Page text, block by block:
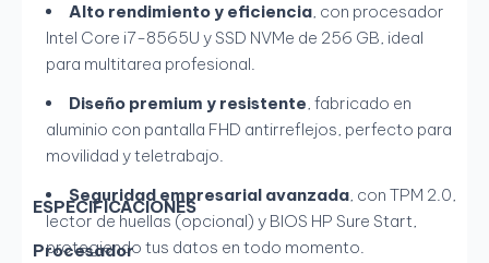
Alto rendimiento y eficiencia, con procesador
Intel Core i7-8565U y SSD NVMe de 256 GB, ideal
para multitarea profesional.
Diseño premium y resistente, fabricado en
aluminio con pantalla FHD antirreflejos, perfecto para
movilidad y teletrabajo.
Seguridad empresarial avanzada, con TPM 2.0,
lector de huellas (opcional) y BIOS HP Sure Start,
protegiendo tus datos en todo momento.
ESPECIFICACIONES
Procesador